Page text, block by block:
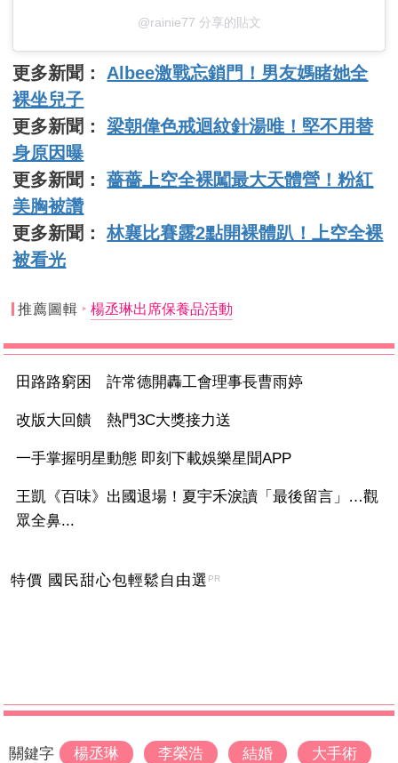
@rainie77 分享的貼文
更多新聞： Albee激戰忘鎖門！男友媽睹她全
裸坐兒子
更多新聞：梁朝偉色戒迴紋針湯唯！堅不用替
身原因曝
更多新聞：薔薔上空全裸闖最大天體營！粉紅
美胸被讚
更多新聞：林襄比賽露2點開裸體趴！上空全裸
被看光
推薦圖輯 楊丞琳出席保養品活動
田路路窮困 許常德開轟工會理事長曹雨婷
改版大回饋 熱門3C大獎接力送
一手掌握明星動態 即刻下載娛樂星聞APP
王凱《百味》出國退場！夏宇禾淚讀「最後留言」…觀
眾全鼻...
特價 國民甜心包輕鬆自由選 PR
關鍵字 楊丞琳 李榮浩 結婚 大手術